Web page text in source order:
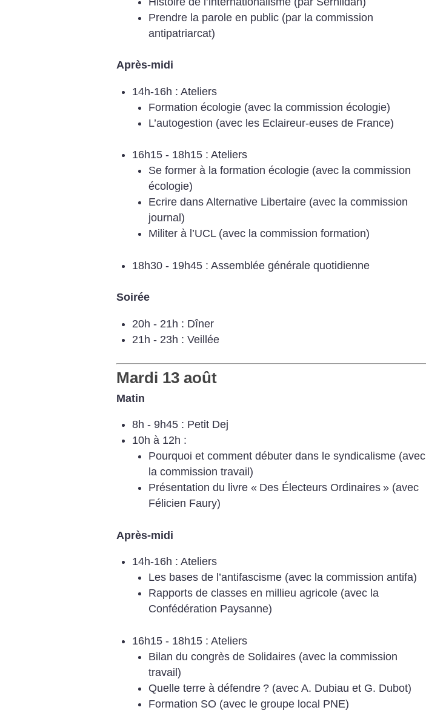
Prendre la parole en public (par la commission
antipatriarcat)
Après-midi
14h-16h : Ateliers
Formation écologie (avec la commission écologie)
L’autogestion (avec les Eclaireur-euses de France)
16h15 - 18h15 : Ateliers
Se former à la formation écologie (avec la commission
écologie)
Ecrire dans Alternative Libertaire (avec la commission
journal)
Militer à l’UCL (avec la commission formation)
18h30 - 19h45 : Assemblée générale quotidienne
Soirée
20h - 21h : Dîner
21h - 23h : Veillée
Mardi 13 août
Matin
8h - 9h45 : Petit Dej
10h à 12h :
Pourquoi et comment débuter dans le syndicalisme (avec
la commission travail)
Présentation du livre « Des Électeurs Ordinaires » (avec
Félicien Faury)
Après-midi
14h-16h : Ateliers
Les bases de l’antifascisme (avec la commission antifa)
Rapports de classes en millieu agricole (avec la
Confédération Paysanne)
16h15 - 18h15 : Ateliers
Bilan du congrès de Solidaires (avec la commission
travail)
Quelle terre à défendre ? (avec A. Dubiau et G. Dubot)
Formation SO (avec le groupe local PNE)